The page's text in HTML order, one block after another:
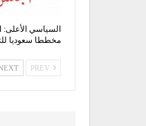
السياسي الأعلى:
مخططا سعوديا